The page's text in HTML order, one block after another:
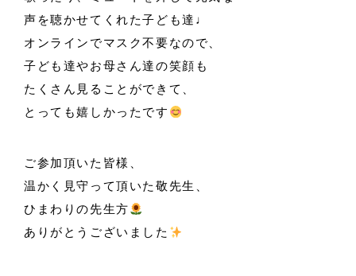
声を聴かせてくれた子ども達♩
オンラインでマスク不要なので、
子ども達やお母さん達の笑顔も
たくさん見ることができて、
とっても嬉しかったです
ご参加頂いた皆様、
温かく見守って頂いた敬先生、
ひまわりの先生方
ありがとうございました